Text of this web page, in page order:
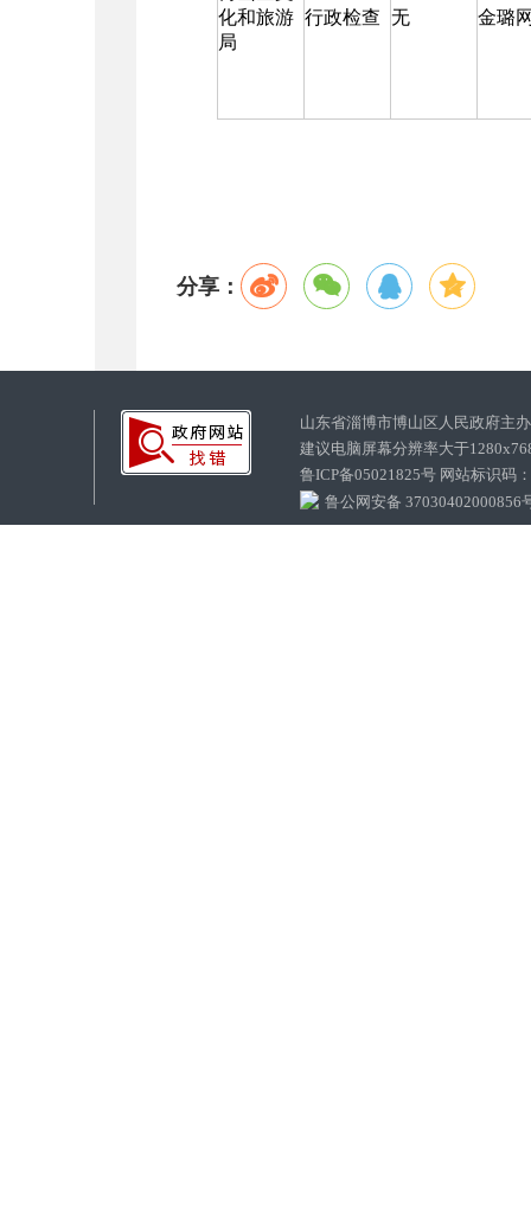
化和旅游
局
行政检查 无 金璐
分享：
山东省淄博市博山区人民政府
建议电脑屏幕分辨率大于
鲁ICP备05021825号 网站标识码
鲁公网安备 37030402000856